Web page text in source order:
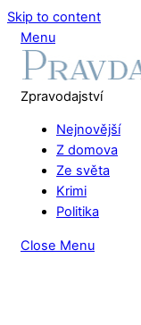
Skip to content
Menu
Zpravodajství
Nejnovější
Z domova
Ze světa
Krimi
Politika
Close Menu